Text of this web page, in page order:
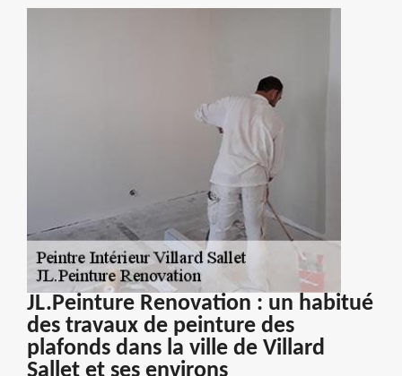
JL.Peinture Renovation : un habitué
des travaux de peinture des
plafonds dans la ville de Villard
Sallet et ses environs